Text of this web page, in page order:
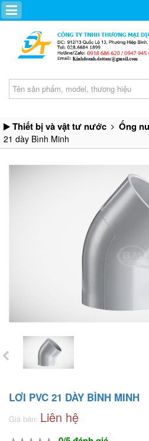
Thiết bị và vật tư nước Ống
21 dày Bình Minh
LƠI PVC 21 DÀY BÌNH MINH
Giá bán: Liên hệ